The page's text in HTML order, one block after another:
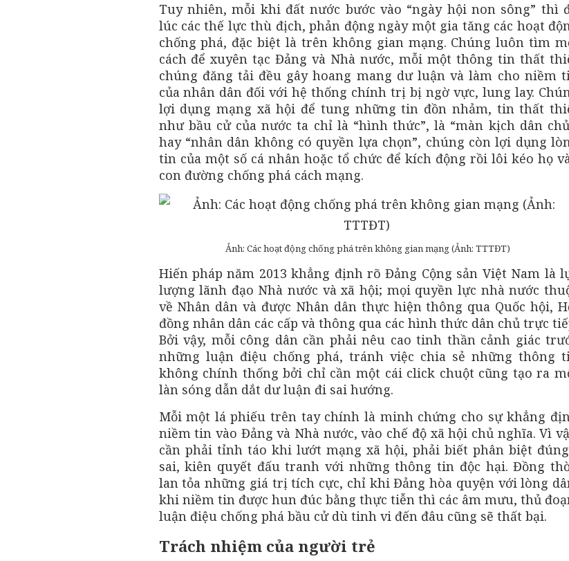
Tuy nhiên, mỗi khi đất nước bước vào “ngày hội non sông” thì
lúc các thế lực thù địch, phản động ngày một gia tăng các hoạt
chống phá, đặc biệt là trên không gian mạng. Chúng luôn tìm
cách để xuyên tạc Đảng và Nhà nước, mỗi một thông tin thất
chúng đăng tải đều gây hoang mang dư luận và làm cho niềm
của nhân dân đối với hệ thống chính trị bị ngờ vực, lung lay.
lợi dụng mạng xã hội để tung những tin đồn nhảm, tin thất
như bầu cử của nước ta chỉ là “hình thức”, là “màn kịch dân
hay “nhân dân không có quyền lựa chọn”, chúng còn lợi dụng
tin của một số cá nhân hoặc tổ chức để kích động rồi lôi kéo họ
con đường chống phá cách mạng.
Ảnh: Các hoạt động chống phá trên không gian mạng (Ảnh: TTTĐT)
Hiến pháp năm 2013 khẳng định rõ Đảng Cộng sản Việt Nam là
lượng lãnh đạo Nhà nước và xã hội; mọi quyền lực nhà nước
về Nhân dân và được Nhân dân thực hiện thông qua Quốc hội,
đồng nhân dân các cấp và thông qua các hình thức dân chủ trực
Bởi vậy, mỗi công dân cần phải nêu cao tinh thần cảnh giác
những luận điệu chống phá, tránh việc chia sẻ những thông
không chính thống bởi chỉ cần một cái click chuột cũng tạo ra
làn sóng dẫn dắt dư luận đi sai hướng.
Mỗi một lá phiếu trên tay chính là minh chứng cho sự khẳng
niềm tin vào Đảng và Nhà nước, vào chế độ xã hội chủ nghĩa. Vì
cần phải tỉnh táo khi lướt mạng xã hội, phải biết phân biệt
sai, kiên quyết đấu tranh với những thông tin độc hại. Đồng
lan tỏa những giá trị tích cực, chỉ khi Đảng hòa quyện với lòng
khi niềm tin được hun đúc bằng thực tiễn thì các âm mưu, thủ
luận điệu chống phá bầu cử dù tinh vi đến đâu cũng sẽ thất bại.
Trách nhiệm của người trẻ